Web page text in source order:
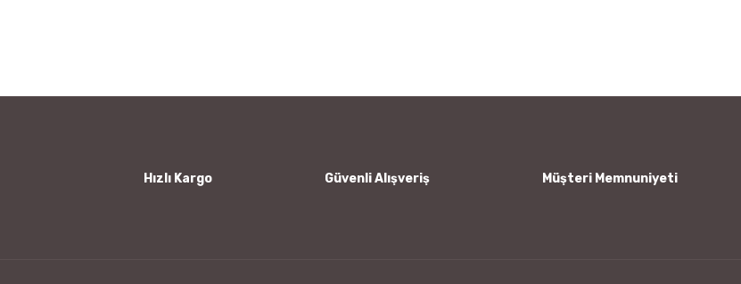
Hızlı Kargo Güvenli Alışveriş Müşteri Memnuniyeti